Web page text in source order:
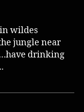
wildes
jungle near
drinking